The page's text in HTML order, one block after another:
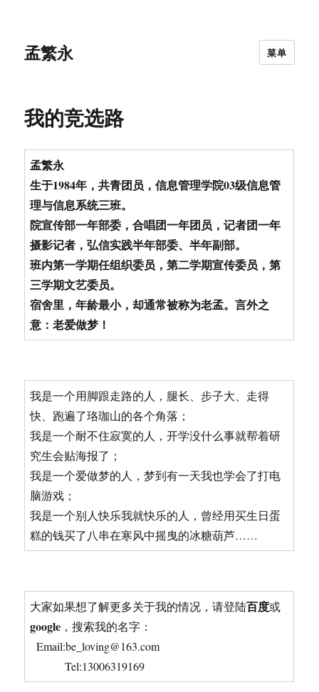
孟繁永 菜单
我的竞选路
孟繁永
生于1984年，共青团员，信息管理学院03级信息管
理与信息系统三班。
院宣传部一年部委，合唱团一年团员，记者团一年
摄影记者，弘信实践半年部委、半年副部。
班内第一学期任组织委员，第二学期宣传委员，第
三学期文艺委员。
宿舍里，年龄最小，却通常被称为老孟。言外之
意：老爱做梦！
我是一个用脚跟走路的人，腿长、步子大、走得
快、跑遍了珞珈山的各个角落；
我是一个耐不住寂寞的人，开学没什么事就帮着研
究生会贴海报了；
我是一个爱做梦的人，梦到有一天我也学会了打电
脑游戏；
我是一个别人快乐我就快乐的人，曾经用买生日蛋
糕的钱买了八串在寒风中摇曳的冰糖葫芦……
大家如果想了解更多关于我的情况，请登陆百度或
google ，搜索我的名字：
Email:be_loving@163.com
Tel:13006319169